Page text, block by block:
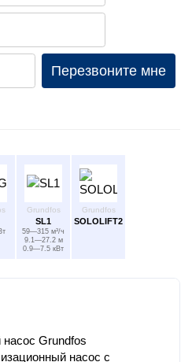
Перезвоните мне
Grundfos
SL1
59—315 м³/ч
9.1—27.2 м
0.9—7.5 кВт
Grundfos
SOLOLIFT2